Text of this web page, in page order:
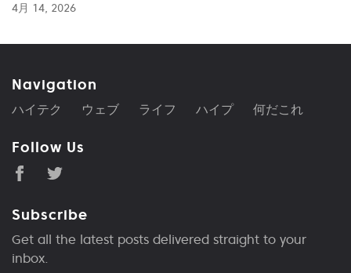
4月 14, 2026
Navigation
ハイテク ウェブ ライフ ハイプ 何だこれ
Follow Us
Subscribe
Get all the latest posts delivered straight to your
inbox.